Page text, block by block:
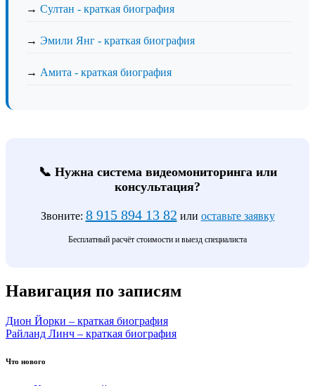
→ Султан - краткая биография
→ Эмили Янг - краткая биография
→ Амита - краткая биография
📞 Нужна система видеомониторинга или
консультация?
Звоните: 8 915 894 13 82 или оставьте заявку
Бесплатный расчёт стоимости и выезд специалиста
Навигация по записям
Дион Йорки – краткая биография
Райланд Линч – краткая биография
Что нового